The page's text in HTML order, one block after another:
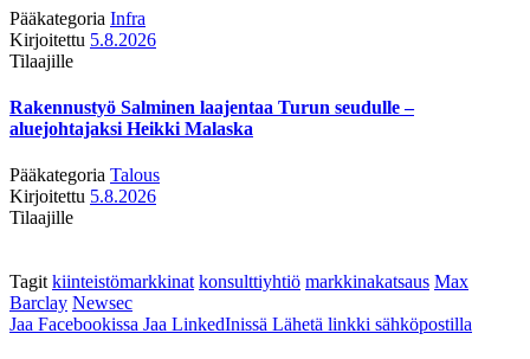
Pääkategoria Infra
Kirjoitettu 5.8.2026
Tilaajille
Rakennustyö Salminen laajentaa Turun seudulle –
aluejohtajaksi Heikki Malaska
Pääkategoria Talous
Kirjoitettu 5.8.2026
Tilaajille
Tagit kiinteistömarkkinat konsulttiyhtiö markkinakatsaus Max
Barclay Newsec
Jaa Facebookissa Jaa LinkedInissä Lähetä linkki sähköpostilla